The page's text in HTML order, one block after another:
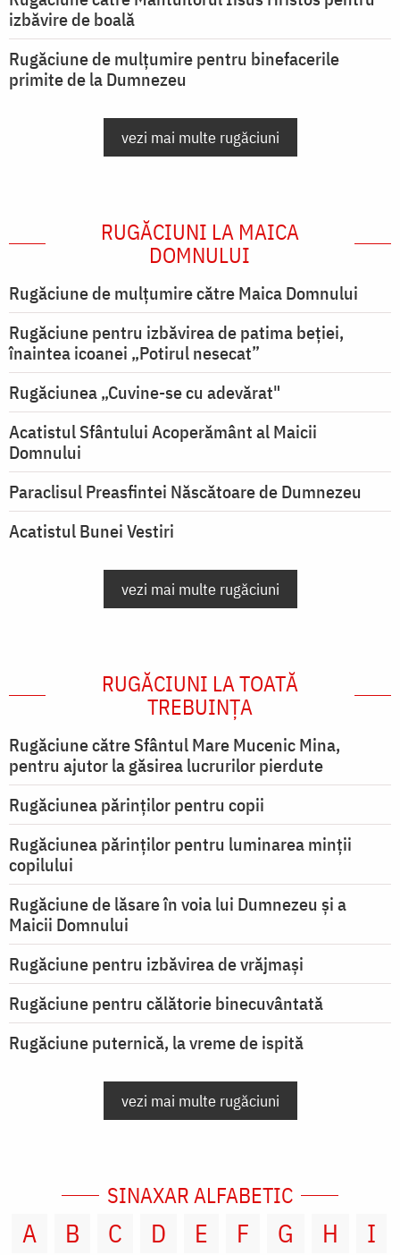
izbăvire de boală
Rugăciune de mulțumire pentru binefacerile
primite de la Dumnezeu
vezi mai multe rugăciuni
RUGĂCIUNI LA MAICA
DOMNULUI
Rugăciune de mulţumire către Maica Domnului
Rugăciune pentru izbăvirea de patima beției,
înaintea icoanei „Potirul nesecat”
Rugăciunea „Cuvine-se cu adevărat"
Acatistul Sfântului Acoperământ al Maicii
Domnului
Paraclisul Preasfintei Născătoare de Dumnezeu
Acatistul Bunei Vestiri
vezi mai multe rugăciuni
RUGĂCIUNI LA TOATĂ
TREBUINȚA
Rugăciune către Sfântul Mare Mucenic Mina,
pentru ajutor la găsirea lucrurilor pierdute
Rugăciunea părinților pentru copii
Rugăciunea părinților pentru luminarea minţii
copilului
Rugăciune de lăsare în voia lui Dumnezeu şi a
Maicii Domnului
Rugăciune pentru izbăvirea de vrăjmași
Rugăciune pentru călătorie binecuvântată
Rugăciune puternică, la vreme de ispită
vezi mai multe rugăciuni
SINAXAR ALFABETIC
A B C D E F G H
I